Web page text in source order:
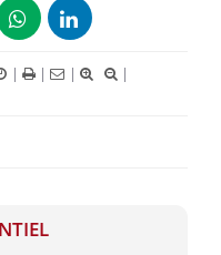
| | |
|